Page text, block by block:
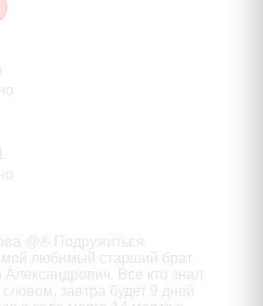
@® Подружиться
любимый старший брат
Все кто знал
завтра будет 9 дней